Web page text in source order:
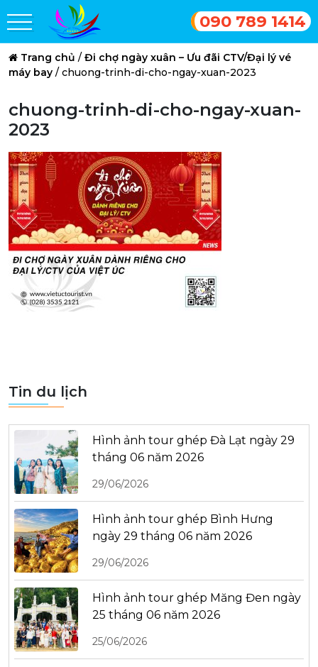
090 789 1414
Trang chủ / Đi chợ ngày xuân – Ưu đãi CTV/Đại lý vé
máy bay / chuong-trinh-di-cho-ngay-xuan-2023
chuong-trinh-di-cho-ngay-xuan-
2023
Tin du lịch
Hình ảnh tour ghép Đà Lạt ngày 29
tháng 06 năm 2026
29/06/2026
Hình ảnh tour ghép Bình Hưng
ngày 29 tháng 06 năm 2026
29/06/2026
Hình ảnh tour ghép Măng Đen ngày
25 tháng 06 năm 2026
25/06/2026